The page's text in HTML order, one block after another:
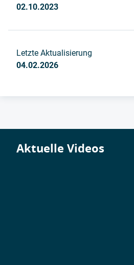
02.10.2023
Letzte Aktualisierung
04.02.2026
Aktuelle Videos